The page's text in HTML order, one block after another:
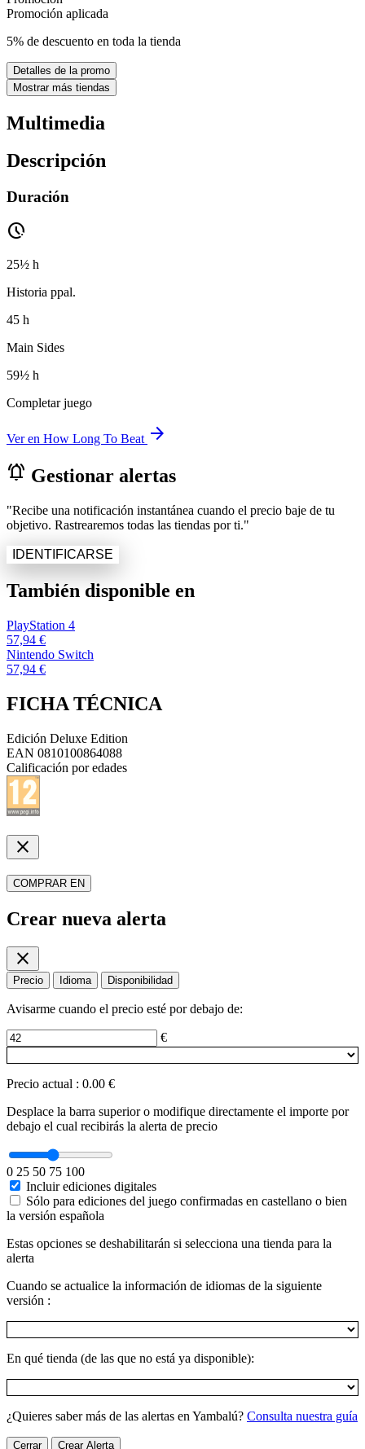
Promoción aplicada
5% de descuento en toda la tienda
Detalles de la promo
Mostrar más tiendas
Multimedia
Descripción
Duración
pace
25½ h
Historia ppal.
45 h
Main Sides
59½ h
Completar juego
Ver en How Long To Beat arrow_forward
notifications_active Gestionar alertas
"Recibe una notificación instantánea cuando el precio baje de tu
objetivo. Rastrearemos todas las tiendas por ti."
IDENTIFICARSE
También disponible en
PlayStation 4
57,94 €
Nintendo Switch
57,94 €
FICHA TÉCNICA
Edición Deluxe Edition
EAN 0810100864088
Calificación por edades
close
COMPRAR EN
Crear nueva alerta
close
Precio Idioma Disponibilidad
Avisarme cuando el precio esté por debajo de:
€
Precio actual : 0.00 €
Desplace la barra superior o modifique directamente el importe por
debajo el cual recibirás la alerta de precio
0 25 50 75 100
Incluir ediciones digitales
Sólo para ediciones del juego confirmadas en castellano o bien
la versión española
Estas opciones se deshabilitarán si selecciona una tienda para la
alerta
Cuando se actualice la información de idiomas de la siguiente
versión :
En qué tienda (de las que no está ya disponible):
¿Quieres saber más de las alertas en Yambalú? Consulta nuestra guía
Cerrar Crear Alerta